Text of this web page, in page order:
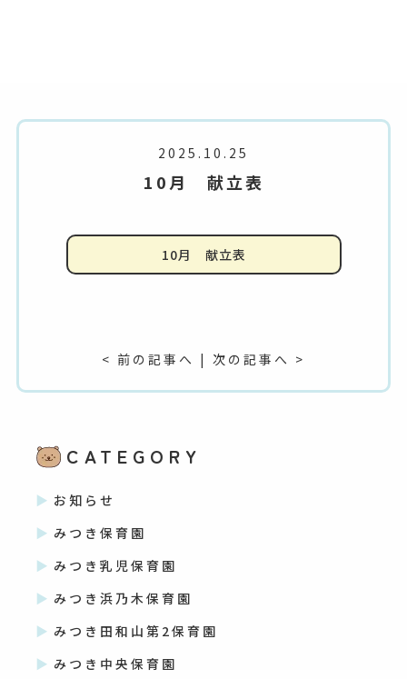
2025.10.25
10月 献立表
10月 献立表
< 前の記事へ | 次の記事へ >
CATEGORY
お知らせ
みつき保育園
みつき乳児保育園
みつき浜乃木保育園
みつき田和山第2保育園
みつき中央保育園